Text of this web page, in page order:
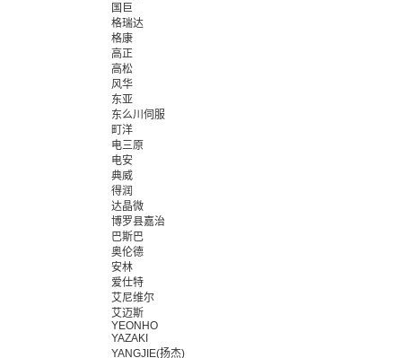
国巨
格瑞达
格康
高正
高松
风华
东亚
东么川伺服
町洋
电三原
电安
典威
得润
达晶微
博罗县嘉治
巴斯巴
奥伦德
安林
爱仕特
艾尼维尔
艾迈斯
YEONHO
YAZAKI
YANGJIE(扬杰)